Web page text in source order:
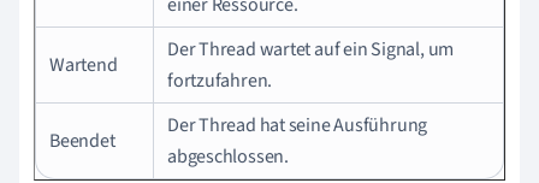
Wartend
Der Thread wartet auf ein Signal, um
fortzufahren.
Beendet
Der Thread hat seine Ausführung
abgeschlossen.